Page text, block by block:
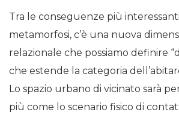
Tra le conseguenze più
metamorfosi, c’è una nuova
relazionale che possiamo definire
che estende la categoria
Lo spazio urbano di vicinato sarà
più come lo scenario fisico di